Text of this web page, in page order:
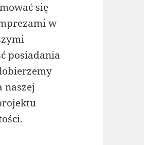
się
w
posiadania
naszej